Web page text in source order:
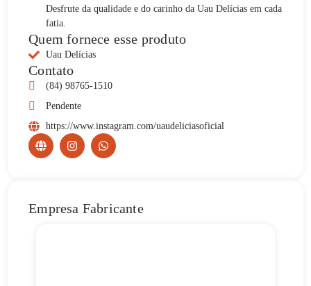
Desfrute da qualidade e do carinho da Uau Delícias em cada
fatia.
Quem fornece esse produto
Uau Delícias
Contato
(84) 98765-1510
Pendente
https://www.instagram.com/uaudeliciasoficial
Empresa Fabricante